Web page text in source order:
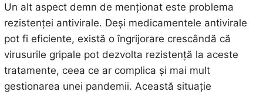
Un alt aspect demn de menționat este problema
rezistenței antivirale. Deși medicamentele antivirale
pot fi eficiente, există o îngrijorare crescândă că
virusurile gripale pot dezvolta rezistență la aceste
tratamente, ceea ce ar complica și mai mult
gestionarea unei pandemii. Această situație